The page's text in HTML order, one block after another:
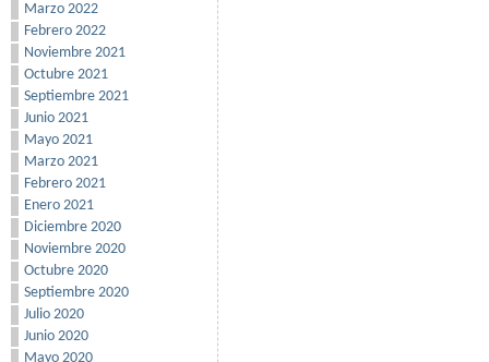
Marzo 2022
Febrero 2022
Noviembre 2021
Octubre 2021
Septiembre 2021
Junio 2021
Mayo 2021
Marzo 2021
Febrero 2021
Enero 2021
Diciembre 2020
Noviembre 2020
Octubre 2020
Septiembre 2020
Julio 2020
Junio 2020
Mayo 2020